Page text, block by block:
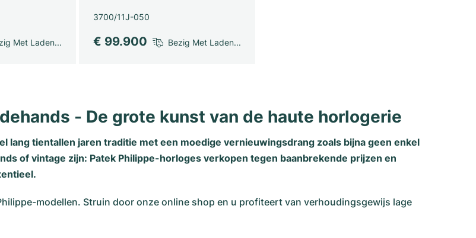
Met Laden...
3700/11J-050
€ 99.900 Bezig Met Laden...
- De grote kunst van de haute horlogerie
lang tientallen jaren traditie met een moedige vernieuwingsdrang zoals bijna geen enkel
of vintage zijn: Patek Philippe-horloges verkopen tegen baanbrekende prijzen en
modellen. Struin door onze online shop en u profiteert van verhoudingsgewijs lage